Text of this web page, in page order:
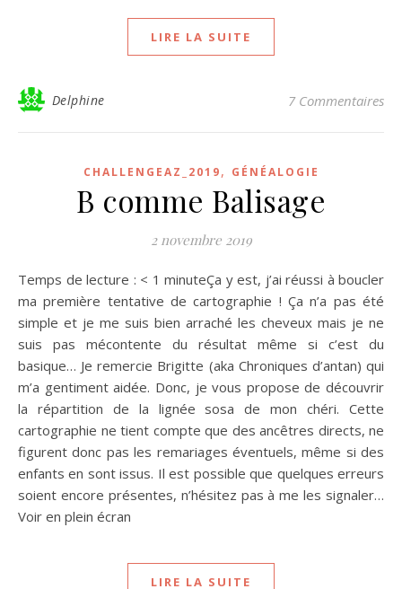
LIRE LA SUITE
Delphine 7 Commentaires
CHALLENGEAZ_2019, GÉNÉALOGIE
B comme Balisage
2 novembre 2019
Temps de lecture : < 1 minuteÇa y est, j’ai réussi à boucler
ma première tentative de cartographie ! Ça n’a pas été
simple et je me suis bien arraché les cheveux mais je ne
suis pas mécontente du résultat même si c’est du
basique… Je remercie Brigitte (aka Chroniques d’antan) qui
m’a gentiment aidée. Donc, je vous propose de découvrir
la répartition de la lignée sosa de mon chéri. Cette
cartographie ne tient compte que des ancêtres directs, ne
figurent donc pas les remariages éventuels, même si des
enfants en sont issus. Il est possible que quelques erreurs
soient encore présentes, n’hésitez pas à me les signaler…
Voir en plein écran
LIRE LA SUITE